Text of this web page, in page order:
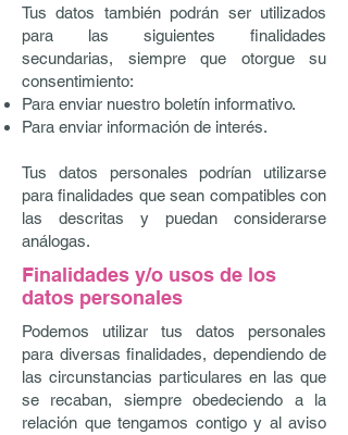
Tus datos también podrán ser utilizados
para las siguientes finalidades
secundarias, siempre que otorgue su
consentimiento:
Para enviar nuestro boletín informativo.
Para enviar información de interés.
Tus datos personales podrían utilizarse
para finalidades que sean compatibles con
las descritas y puedan considerarse
análogas.
Finalidades y/o usos de los
datos personales
Podemos utilizar tus datos personales
para diversas finalidades, dependiendo de
las circunstancias particulares en las que
se recaban, siempre obedeciendo a la
relación que tengamos contigo y al aviso